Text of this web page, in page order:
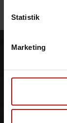
Statistik
Marketing